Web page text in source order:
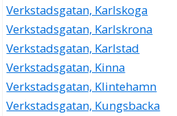
Verkstadsgatan 4, 75323 Uppsala
Taxi E4 AB
Salem Kalil Hassan Alshaair
018-151519
Verkstadsgatan 4, 75323 Uppsala
Uppsala Biltjänst Mohamad HB
Verkstadsgatan, Karlskoga
Verkstadsgatan, Karlskrona
Verkstadsgatan, Karlstad
Verkstadsgatan, Kinna
Verkstadsgatan, Klintehamn
Verkstadsgatan, Kungsbacka